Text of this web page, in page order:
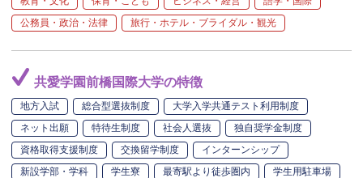
公務員・政治・法律
旅行・ホテル・ブライダル・観光
共愛学園前橋国際大学の特徴
地方入試 総合型選抜制度
大学入学共通テスト利用制度
ネット出願
特待生制度 社会人選抜
独自奨学金制度
資格取得支援制度
交換留学制度
インターンシップ
新設学部・学科
学生寮 最寄駅より徒歩圏内 学生用駐車場